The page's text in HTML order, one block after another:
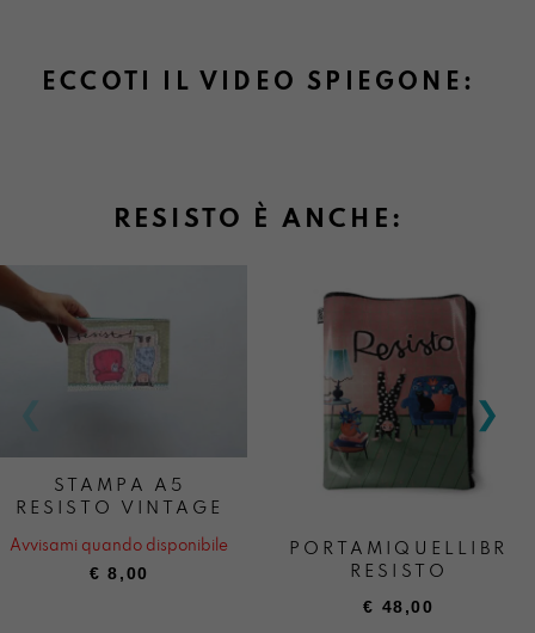
ECCOTI IL VIDEO SPIEGONE:
RESISTO È ANCHE:
STAMPA A5
RESISTO VINTAGE
Avvisami quando disponibile
€ 8,00
RESISTO
€ 48,00